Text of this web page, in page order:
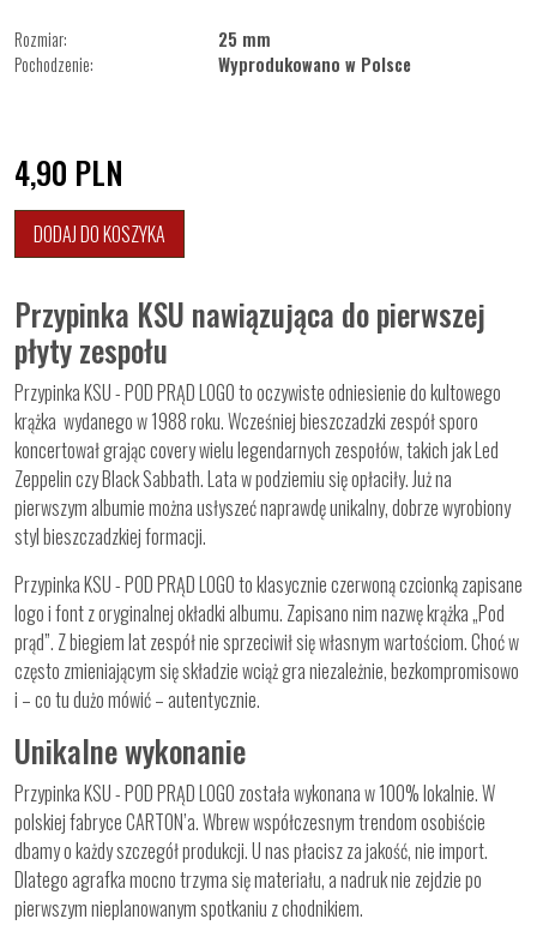
Rozmiar:
25 mm
Pochodzenie:
Wyprodukowano w Polsce
4,90 PLN
DODAJ DO KOSZYKA
Przypinka KSU nawiązująca do pierwszej
płyty zespołu
Przypinka KSU - POD PRĄD LOGO to oczywiste odniesienie do kultowego
krążka wydanego w 1988 roku. Wcześniej bieszczadzki zespół sporo
koncertował grając covery wielu legendarnych zespołów, takich jak Led
Zeppelin czy Black Sabbath. Lata w podziemiu się opłaciły. Już na
pierwszym albumie można usłyszeć naprawdę unikalny, dobrze wyrobiony
styl bieszczadzkiej formacji.
Przypinka KSU - POD PRĄD LOGO to klasycznie czerwoną czcionką zapisane
logo i font z oryginalnej okładki albumu. Zapisano nim nazwę krążka „Pod
prąd”. Z biegiem lat zespół nie sprzeciwił się własnym wartościom. Choć w
często zmieniającym się składzie wciąż gra niezależnie, bezkompromisowo
i – co tu dużo mówić – autentycznie.
Unikalne wykonanie
Przypinka KSU - POD PRĄD LOGO została wykonana w 100% lokalnie. W
polskiej fabryce CARTON’a. Wbrew współczesnym trendom osobiście
dbamy o każdy szczegół produkcji. U nas płacisz za jakość, nie import.
Dlatego agrafka mocno trzyma się materiału, a nadruk nie zejdzie po
pierwszym nieplanowanym spotkaniu z chodnikiem.